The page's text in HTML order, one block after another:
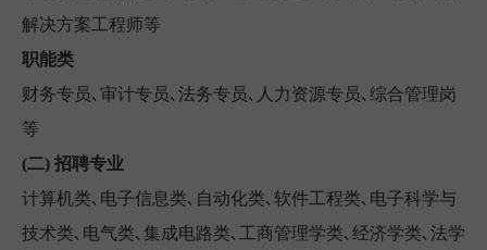
解决方案工程师等
职能类
财务专员､审计专员､法务专员､人力资源专员､综合管理岗
等
(二) 招聘专业
计算机类､电子信息类､自动化类､软件工程类､电子科学与
技术类､电气类､集成电路类､工商管理学类､经济学类､法学